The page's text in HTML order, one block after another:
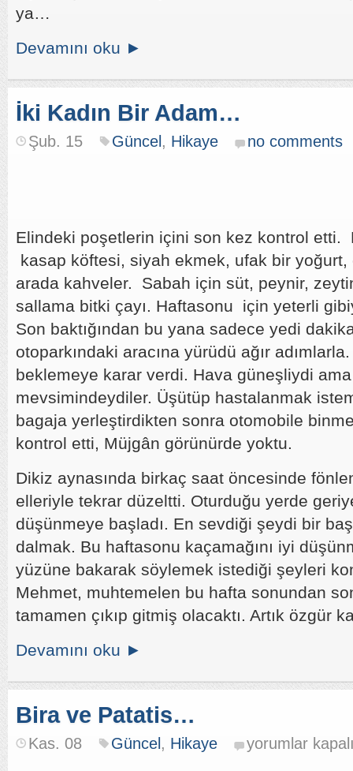
ya…
Devamını oku ►
İki Kadın Bir Adam…
Şub. 15 Güncel , Hikaye no comments
Elindeki poşetlerin içini son kez kontrol etti.
kasap köftesi, siyah ekmek, ufak bir
arada kahveler. Sabah için süt, peynir,
sallama bitki çayı. Haftasonu için yeterli
Son baktığından bu yana sadece yedi
otoparkındaki aracına yürüdü ağır
beklemeye karar verdi. Hava güneşliydi
mevsimindeydiler. Üşütüp hastalanmak
bagaja yerleştirdikten sonra otomobile
kontrol etti, Müjgân görünürde yoktu.
Dikiz aynasında birkaç saat öncesinde
elleriyle tekrar düzeltti. Oturduğu yerde
düşünmeye başladı. En sevdiği şeydi bir
dalmak. Bu haftasonu kaçamağını iyi
yüzüne bakarak söylemek istediği şeyleri
Mehmet, muhtemelen bu hafta sonundan
tamamen çıkıp gitmiş olacaktı. Artık özgür
Devamını oku ►
Bira ve Patatis…
Kas. 08 Güncel , Hikaye
Bira
ve
yorumlar